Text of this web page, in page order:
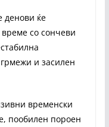
денови ќе
со сончеви
и засилен
временски
пообилен пороен